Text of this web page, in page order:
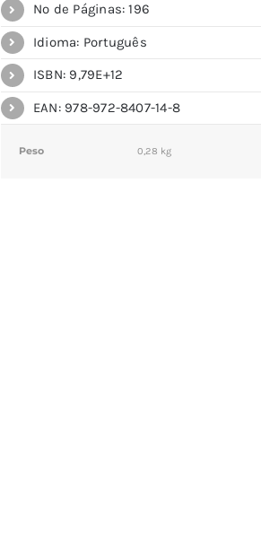
Nº de Páginas: 196
Idioma: Português
ISBN: 9,79E+12
EAN: 978-972-8407-14-8
Peso 0,28 kg